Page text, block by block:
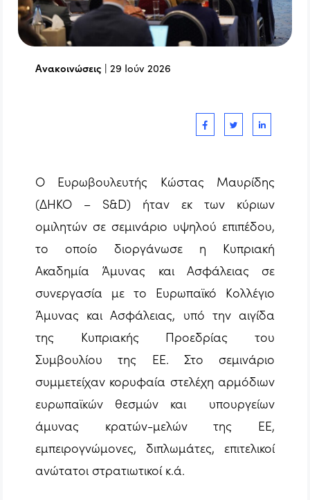
Ανακοινώσεις |29 Ιούν 2026
Ο Ευρωβουλευτής Κώστας Μαυρίδης
(ΔΗΚΟ – S&D) ήταν εκ των κύριων
ομιλητών σε σεμινάριο υψηλού επιπέδου,
το οποίο διοργάνωσε η Κυπριακή
Ακαδημία Άμυνας και Ασφάλειας σε
συνεργασία με το Ευρωπαϊκό Κολλέγιο
Άμυνας και Ασφάλειας, υπό την αιγίδα
της Κυπριακής Προεδρίας του
Συμβουλίου της ΕΕ. Στο σεμινάριο
συμμετείχαν κορυφαία στελέχη αρμόδιων
ευρωπαϊκών θεσμών και υπουργείων
άμυνας κρατών-μελών της ΕΕ,
εμπειρογνώμονες, διπλωμάτες, επιτελικοί
ανώτατοι στρατιωτικοί κ.ά.